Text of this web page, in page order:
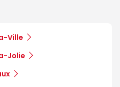
Ville
Jolie